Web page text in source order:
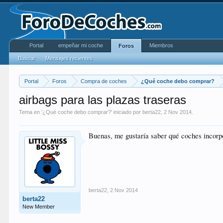
Portal Foros Compra de coches ¿Qué coche debo comprar?
airbags para las plazas traseras
Tema en '¿Qué coche debo comprar?' iniciado porberta22 ,2 Nov 2014
berta22
New Member
Buenas, me gustaría saber qué coches
berta22 2 Nov 2014
Portal empeñar mi coche Foros
Buscar Mensajes recientes
Miembros